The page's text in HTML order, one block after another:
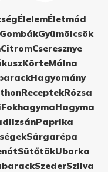
ÉlelemÉletmód
GombákGyümölcsök
CitromCseresznye
KörteMálna
Hagyomány
ReceptekRózsa
FokhagymaHagyma
Paprika
Sárgarépa
SütőtökUborka
SzederSzilva